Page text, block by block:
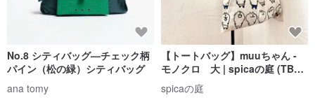
No.8 シティバッグ—チェック柄
パイン（松の緑）シティバッグ
ana tomy
【トートバッグ】muuちゃん -
モノクロ 大 | spicaの庭 (TB7,
TB8)
spicaの庭